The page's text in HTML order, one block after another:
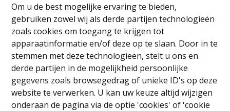
Om u de best mogelijke ervaring te bieden,
gebruiken zowel wij als derde partijen technologieën
zoals cookies om toegang te krijgen tot
apparaatinformatie en/of deze op te slaan. Door in te
stemmen met deze technologieën, stelt u ons en
derde partijen in de mogelijkheid persoonlijke
gegevens zoals browsegedrag of unieke ID's op deze
website te verwerken. U kan uw keuze altijd wijzigen
onderaan de pagina via de optie 'cookies' of 'cookie
Tramstraat 7, 1932 Sint-Stevens-Woluwe|
Ref : 2812
€ 519.000
6 2 240 m²